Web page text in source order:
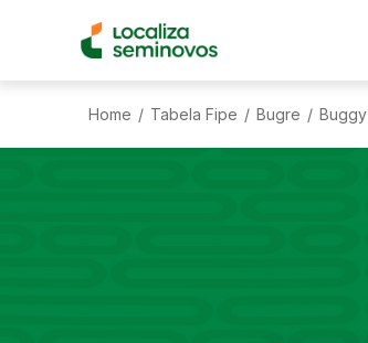
Home / Tabela Fipe / Bugre / Buggy